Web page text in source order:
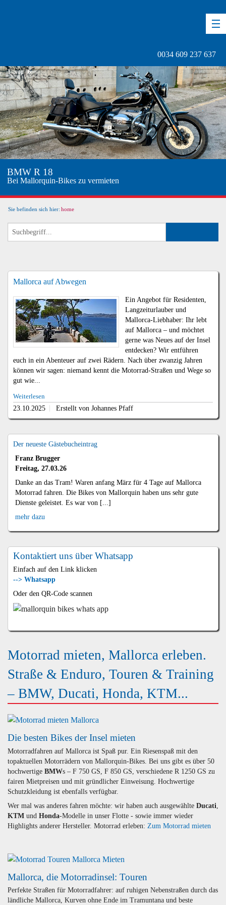
0034 609 237 637
BMW R 18
Bei Mallorquin-Bikes zu vermieten
1 von 6
Sie befinden sich hier: home
Mallorca auf Abwegen
Ein Angebot für Residenten,
Langzeiturlauber und
Mallorca-Liebhaber: Ihr lebt
auf Mallorca – und möchtet
gerne was Neues auf der Insel
entdecken? Wir entführen
euch in ein Abenteuer auf zwei Rädern. Nach über zwanzig Jahren
können wir sagen: niemand kennt die Motorrad-Straßen und Wege so
gut wie...
Weiterlesen
23.10.2025 Erstellt von Johannes Pfaff
Der neueste Gästebucheintrag
Franz Brugger
Freitag, 27.03.26
Danke an das Tram! Waren anfang März für 4 Tage auf Mallorca
Motorrad fahren. Die Bikes von Mallorquin haben uns sehr gute
Dienste geleistet. Es war von [...]
mehr dazu
Kontaktiert uns über Whatsapp
Einfach auf den Link klicken
--> Whatsapp
Oder den QR-Code scannen
Motorrad mieten, Mallorca erleben.
Straße & Enduro, Touren & Training
– BMW, Ducati, Honda, KTM...
Die besten Bikes der Insel mieten
Motorradfahren auf Mallorca ist Spaß pur. Ein Riesenspaß mit den
topaktuellen Motorrädern von Mallorquin-Bikes. Bei uns gibt es über 50
hochwertige BMWs – F 750 GS, F 850 GS, verschiedene R 1250 GS zu
fairen Mietpreisen und mit gründlicher Einweisung. Hochwertige
Schutzkleidung ist ebenfalls verfügbar.
Wer mal was anderes fahren möchte: wir haben auch ausgewählte Ducati
KTM und Honda-Modelle in unser Flotte - sowie immer wieder
Highlights anderer Hersteller. Motorrad erleben: Zum Motorrad mieten
Mallorca, die Motorradinsel: Touren
Perfekte Straßen für Motorradfahrer: auf ruhigen Nebenstraßen durch das
ländliche Mallorca, Kurven ohne Ende im Tramuntana und beste